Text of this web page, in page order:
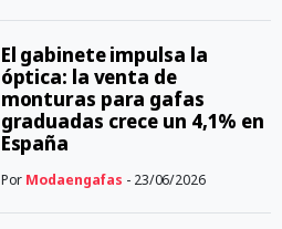
El gabinete impulsa la
óptica: la venta de
monturas para gafas
graduadas crece un 4,1% en
España
Por Modaengafas - 23/06/2026